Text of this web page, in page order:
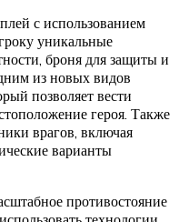
с использованием
уникальные
броня для защиты и
из новых видов
позволяет вести
героя. Также
врагов, включая
варианты
противостояние